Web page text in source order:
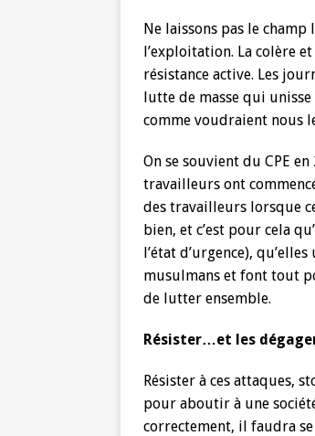
Ne laissons pas le
l’exploitation. La colère
résistance active. Les
lutte de masse qui unisse
comme voudraient nous
On se souvient du CPE
travailleurs ont
des travailleurs lorsque
bien, et c’est pour cela
l’état d’urgence),
musulmans et font tout
de lutter ensemble.
Résister…et les
Résister à ces attaques,
pour aboutir à une
correctement, il faudra